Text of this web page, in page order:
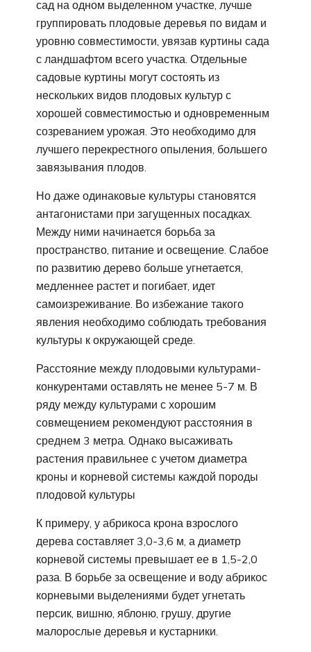
сад на одном выделенном участке, лучше
группировать плодовые деревья по видам и
уровню совместимости, увязав куртины сада
с ландшафтом всего участка. Отдельные
садовые куртины могут состоять из
нескольких видов плодовых культур с
хорошей совместимостью и одновременным
созреванием урожая. Это необходимо для
лучшего перекрестного опыления, большего
завязывания плодов.
Но даже одинаковые культуры становятся
антагонистами при загущенных посадках.
Между ними начинается борьба за
пространство, питание и освещение. Слабое
по развитию дерево больше угнетается,
медленнее растет и погибает, идет
самоизреживание. Во избежание такого
явления необходимо соблюдать требования
культуры к окружающей среде.
Расстояние между плодовыми культурами-
конкурентами оставлять не менее 5-7 м. В
ряду между культурами с хорошим
совмещением рекомендуют расстояния в
среднем 3 метра. Однако высаживать
растения правильнее с учетом диаметра
кроны и корневой системы каждой породы
плодовой культуры
К примеру, у абрикоса крона взрослого
дерева составляет 3,0-3,6 м, а диаметр
корневой системы превышает ее в 1,5-2,0
раза. В борьбе за освещение и воду абрикос
корневыми выделениями будет угнетать
персик, вишню, яблоню, грушу, другие
малорослые деревья и кустарники.